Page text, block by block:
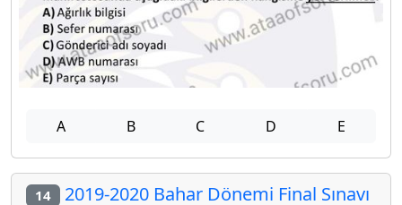
A B C D E
14 2019-2020 Bahar Dönemi Final Sınavı